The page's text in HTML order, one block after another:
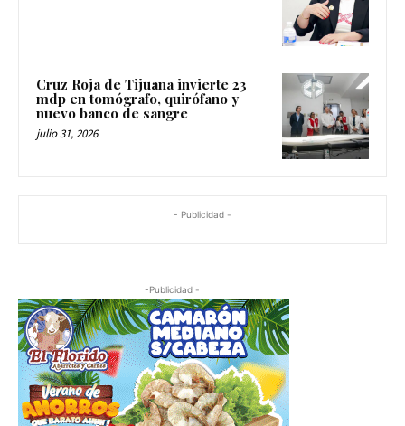
Cruz Roja de Tijuana invierte 23
mdp en tomógrafo, quirófano y
nuevo banco de sangre
julio 31, 2026
- Publicidad -
-Publicidad -